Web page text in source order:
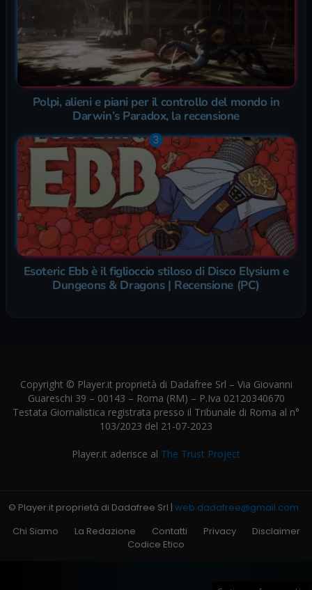
Polpi, alieni e piani per il controllo del mondo in
Darwin’s Paradox, la recensione
Esoteric Ebb è il figlioccio stiloso di Disco Elysium e
Dungeons & Dragons | Recensione (PC)
Copyright © Player.it proprietà di Dadafree Srl – Via Giovanni
Guareschi 39 – 00143 – Roma (RM) – P.Iva 02120340670
Testata Giornalistica registrata presso il Tribunale di Roma al n°
103/2023 del 21-07-2023
Player.it aderisce al The Trust Project
© Player.it proprietà di Dadafree Srl | web.dadafree@gmail.com
Chi Siamo
La Redazione Contatti Privacy
Disclaimer
Codice Etico